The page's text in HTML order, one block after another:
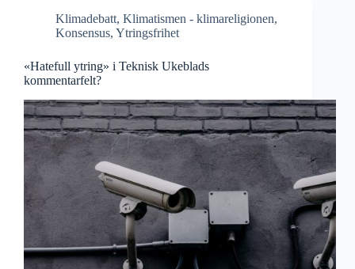
Klimadebatt, Klimatismen - klimareligionen,
Konsensus, Ytringsfrihet
«Hatefull ytring» i Teknisk Ukeblads
kommentarfelt?